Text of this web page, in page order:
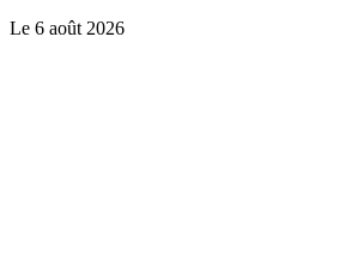
Le 6 août 2026